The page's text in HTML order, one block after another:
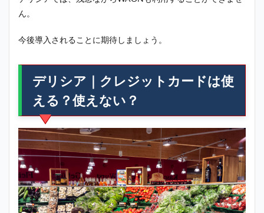
ん。
今後導入されることに期待しましょう。
デリシア｜クレジットカードは使
える？使えない？